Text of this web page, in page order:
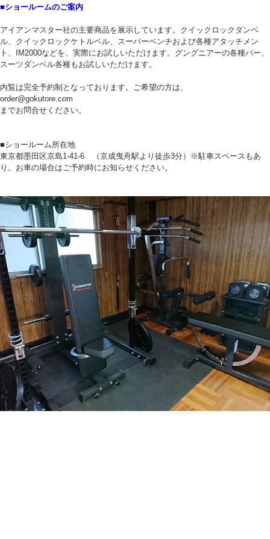
■ショールームのご案内
アイアンマスター社の主要商品を展示しています。クイックロックダンベ
ル、クイックロックケトルベル、スーパーベンチおよび各種アタッチメン
ト、IM2000などを、実際にお試しいただけます。グングニアーの各種バー、
スーツダンベル各種もお試しいただけます。
内覧は完全予約制となっております。ご希望の方は、
order@gokutore.com
までお問合せください。
■ショールーム所在地
東京都墨田区京島1-41-6 （京成曳舟駅より徒歩3分）※駐車スペースもあ
り。お車の場合はご予約時にお知らせください。